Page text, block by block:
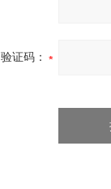
验证码：